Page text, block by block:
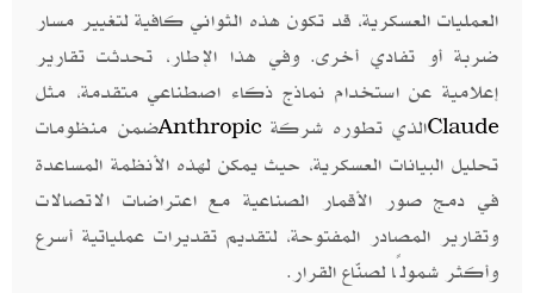
العمليات العسكرية، قد تكون هذه الثواني كافية لتغيير مسار
ضربة أو تفادي أخرى. وفي هذا الإطار، تحدثت تقارير
إعلامية عن استخدام نماذج ذكاء اصطناعي متقدمة، مثل
Claudeالذي تطوره شركةAnthropicضمن منظومات
تحليل البيانات العسكرية، حيث يمكن لهذه الأنظمة المساعدة
في دمج صور الأقمار الصناعية مع اعتراضات الاتصالات
وتقارير المصادر المفتوحة، لتقديم تقديرات عملياتية أسرع
وأكثر شمولًا لصنّاع القرار.